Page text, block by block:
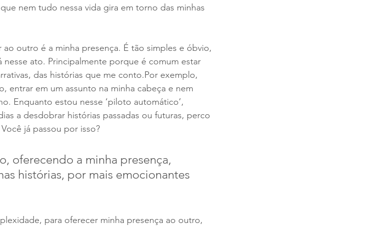
nem tudo nessa vida gira em torno das minhas
outro é a minha presença. É tão simples e óbvio,
ato. Principalmente porque é comum estar
das histórias que me conto.Por exemplo,
entrar em um assunto na minha cabeça e nem
Enquanto estou nesse ‘piloto automático’,
a desdobrar histórias passadas ou futuras, perco
já passou por isso?
oferecendo a minha presença,
histórias, por mais emocionantes
para oferecer minha presença ao outro,